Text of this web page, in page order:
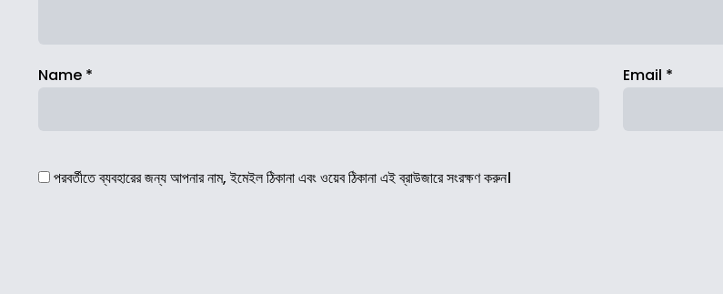
Name * Email *
পরবর্তীতে ব্যবহারের জন্য আপনার নাম, ইমেইল ঠিকানা এবং ওয়েব ঠিকানা এই ব্রাউজারে সংরক্ষণ করুন।